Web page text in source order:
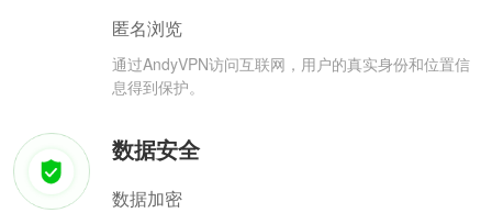
匿名浏览
通过AndyVPN访问互联网，用户的真实身份和位置信
息得到保护。
数据安全
数据加密